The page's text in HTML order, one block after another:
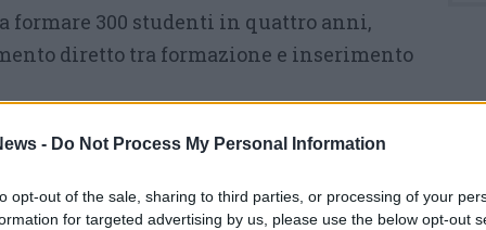
- Do Not Process My Personal Information
opt-out of the sale, sharing to third parties, or processing of your
for targeted advertising by us, please use the below opt-out
a formare 300 studenti in quattro anni,
diretto tra formazione e inserimento
a illustrare l’offerta formativa, le
a valutare attitudini e competenze dei
18 e i 35 anni con conoscenza base della